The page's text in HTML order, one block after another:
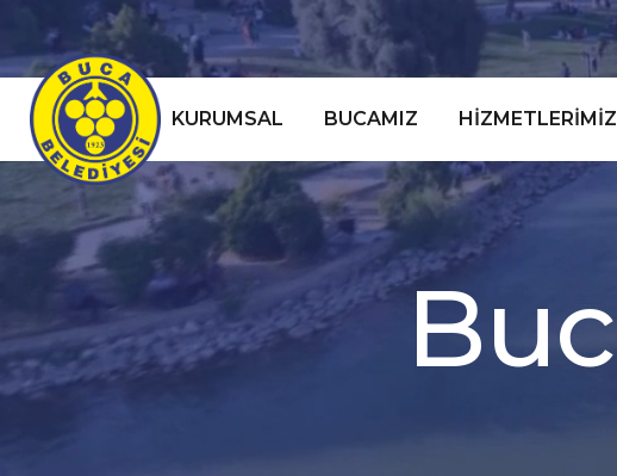
KURUMSAL BUCAMIZ HIZMETLERIMIZ